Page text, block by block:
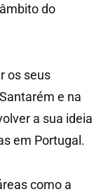
do
os seus
e na
a sua ideia
em Portugal.
como a